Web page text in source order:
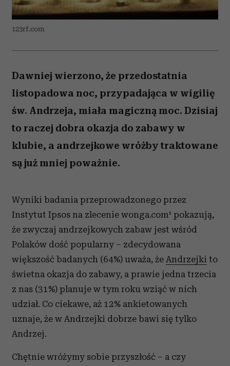
123rf.com
Dawniej wierzono, że przedostatnia
listopadowa noc, przypadająca w wigilię
św. Andrzeja, miała magiczną moc. Dzisiaj
to raczej dobra okazja do zabawy w
klubie, a andrzejkowe wróżby traktowane
są już mniej poważnie.
Wyniki badania przeprowadzonego przez
Instytut Ipsos na zlecenie wonga.com¹ pokazują,
że zwyczaj andrzejkowych zabaw jest wśród
Polaków dość popularny – zdecydowana
większość badanych (64%) uważa, że Andrzejki to
świetna okazja do zabawy, a prawie jedna trzecia
z nas (31%) planuje w tym roku wziąć w nich
udział. Co ciekawe, aż 12% ankietowanych
uznaje, że w Andrzejki dobrze bawi się tylko
Andrzej.
Chętnie wróżymy sobie przyszłość – a czy